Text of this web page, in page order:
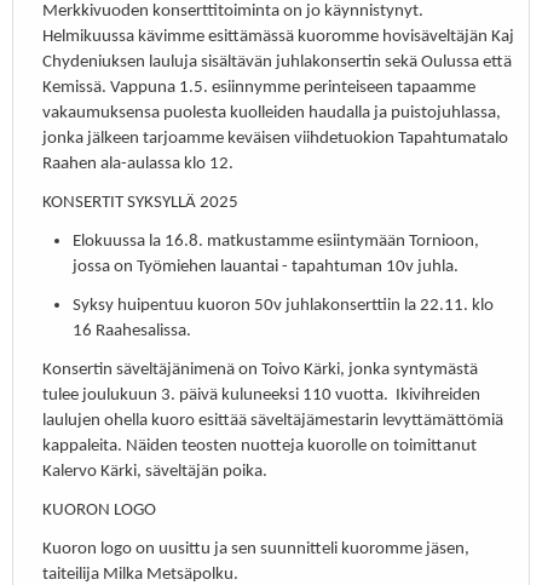
Merkkivuoden konserttitoiminta on jo käynnistynyt.
Helmikuussa kävimme esittämässä kuoromme hovisäveltäjän Kaj
Chydeniuksen lauluja sisältävän juhlakonsertin sekä Oulussa että
Kemissä. Vappuna 1.5. esiinnymme perinteiseen tapaamme
vakaumuksensa puolesta kuolleiden haudalla ja puistojuhlassa,
jonka jälkeen tarjoamme keväisen viihdetuokion Tapahtumatalo
Raahen ala-aulassa klo 12.
KONSERTIT SYKSYLLÄ 2025
Elokuussa la 16.8. matkustamme esiintymään Tornioon,
jossa on Työmiehen lauantai - tapahtuman 10v juhla.
Syksy huipentuu kuoron 50v juhlakonserttiin la 22.11. klo
16 Raahesalissa.
Konsertin säveltäjänimenä on Toivo Kärki, jonka syntymästä
tulee joulukuun 3. päivä kuluneeksi 110 vuotta. Ikivihreiden
laulujen ohella kuoro esittää säveltäjämestarin levyttämättömiä
kappaleita. Näiden teosten nuotteja kuorolle on toimittanut
Kalervo Kärki, säveltäjän poika.
KUORON LOGO
Kuoron logo on uusittu ja sen suunnitteli kuoromme jäsen,
taiteilija Milka Metsäpolku.